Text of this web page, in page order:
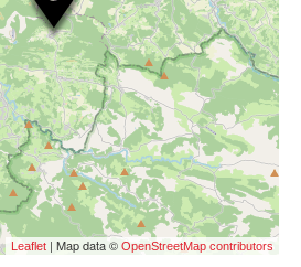
Leaflet | Map data © OpenStreetMap contributors